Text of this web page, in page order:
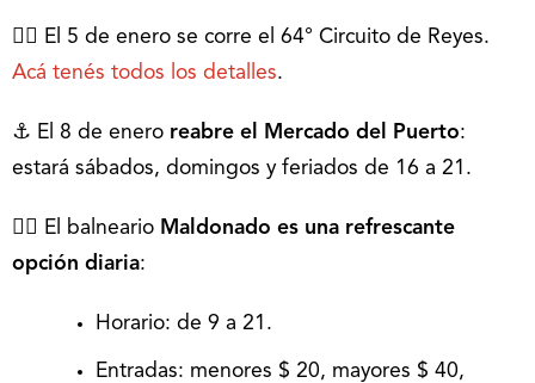
🏃‍♀️ El 5 de enero se corre el 64° Circuito de Reyes.
Acá tenés todos los detalles.
⚓️ El 8 de enero reabre el Mercado del Puerto:
estará sábados, domingos y feriados de 16 a 21.
🏊‍♀️ El balneario Maldonado es una refrescante
opción diaria:
Horario: de 9 a 21.
Entradas: menores $ 20, mayores $ 40,